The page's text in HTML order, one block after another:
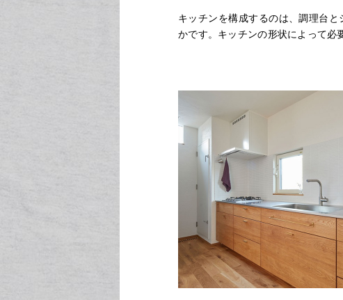
キッチンを構成するのは、調理台
かです。キッチンの形状によって必